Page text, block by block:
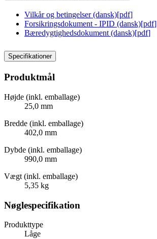
Vilkår og betingelser (dansk)[pdf]
Forsikringsdokument - IPID (dansk)[pdf]
Bæredygtighedsdokument (dansk)[pdf]
Specifikationer
Produktmål
Højde (inkl. emballage)
25,0 mm
Bredde (inkl. emballage)
402,0 mm
Dybde (inkl. emballage)
990,0 mm
Vægt (inkl. emballage)
5,35 kg
Nøglespecifikation
Produkttype
Låge